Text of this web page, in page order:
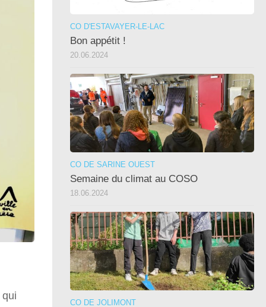
CO D'ESTAVAYER-LE-LAC
Bon appétit !
20.06.2024
CO DE SARINE OUEST
Semaine du climat au COSO
18.06.2024
CO DE JOLIMONT